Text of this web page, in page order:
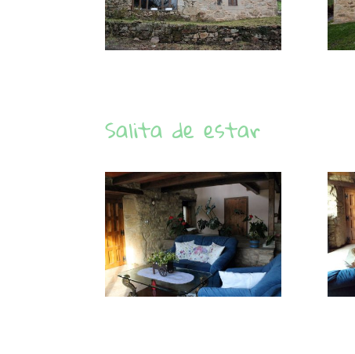
Salita de estar